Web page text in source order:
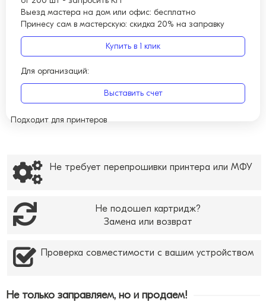
Выезд мастера на дом или офис: бесплатно
Принесу сам в мастерскую: скидка 20% на заправку
Купить в 1 клик
Для организаций:
Выставить счет
Подходит для принтеров
Не требует перепрошивки принтера или МФУ
Не подошел картридж?
Замена или возврат
Проверка совместимости с вашим устройством
Не только заправляем, но и продаем!